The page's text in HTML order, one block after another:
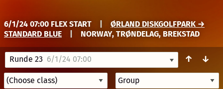
6/1/24 07:00 FLEX START
ØRLAND DISKGOLFPARK →
STANDARD BLUE
NORWAY, TRØNDELAG, BREKSTAD
Runde 23 6/1/24 07:00 ↑ ↓